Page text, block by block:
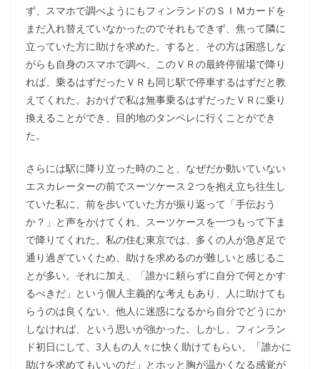
ず、スマホで調べようにもフィンランドのＳＩＭカードを
まだ入れ替えていなかったのでそれもできず、焦って隣に
立っていた方に助けを求めた。すると、その方は困惑しな
がらも自身のスマホで調べ、このＶＲの最終停留場で降り
れば、乗るはずだったＶＲも同じ駅で停車するはずだと教
えてくれた。おかげで私は無事乗るはずだったＶＲに乗り
換えることができ、目的地のタンペレに行くことができ
た。
さらには駅に降り立った時のこと、なぜだか動いていない
エスカレーターの前でスーツケース２つを抱え立ち往生し
ていた私に、前を歩いていた方が振り返って「手伝おう
か？」と声をかけてくれ、スーツケースを一つもって下ま
で降りてくれた。私の住む東京では、多くの人が急ぎ足で
通り過ぎていくため、助けを求めるのが難しいと感じるこ
とが多い。それに加え、「誰かに頼らずに自分で何とかす
るべきだ」という個人主義的な考えもあり、人に助けても
らうのは良くない、他人に迷惑になるから自分でどうにか
しなければ、という思いが強かった。しかし、フィンラン
ド初日にして、3人もの人々に快く助けてもらい、「誰かに
助けを求めてもいいのだ」とホッと胸が温かくなる感覚が